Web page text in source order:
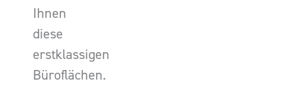
Ihnen
diese
erstklassigen
Büroflächen.